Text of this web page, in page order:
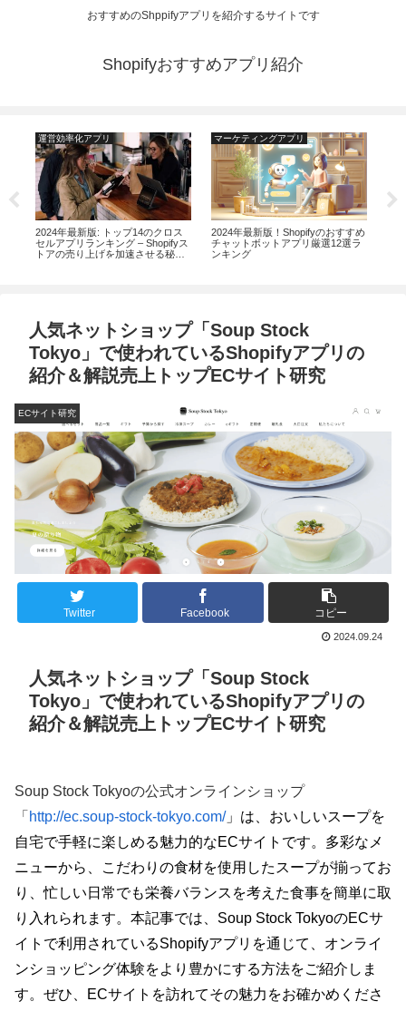
おすすめのShppifyアプリを紹介するサイトです
Shopifyおすすめアプリ紹介
運営効率化アプリ
2024年最新版: トップ14のクロス
セルアプリランキング – Shopifyス
トアの売り上げを加速させる秘
マーケティングアプリ
2024年最新版！Shopifyのおすすめ
チャットボットアプリ厳選12選ラ
ンキング
人気ネットショップ「Soup Stock
Tokyo」で使われているShopifyアプリの
紹介＆解説売上トップECサイト研究
ECサイト研究
Twitter Facebook コピー
2024.09.24
人気ネットショップ「Soup Stock
Tokyo」で使われているShopifyアプリの
紹介＆解説売上トップECサイト研究
Soup Stock Tokyoの公式オンラインショップ
「 http://ec.soup-stock-tokyo.com/」は、おいしいスープを
自宅で手軽に楽しめる魅力的なECサイトです。多彩なメ
ニューから、こだわりの食材を使用したスープが揃ってお
り、忙しい日常でも栄養バランスを考えた食事を簡単に取
り入れられます。本記事では、Soup Stock TokyoのECサ
イトで利用されているShopifyアプリを通じて、オンライ
ンショッピング体験をより豊かにする方法をご紹介しま
す。ぜひ、ECサイトを訪れてその魅力をお確かめくださ